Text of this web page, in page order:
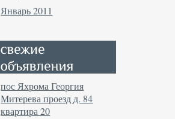
Январь 2011
пос Яхрома Георгия
Митерева проезд д. 84
квартира 20